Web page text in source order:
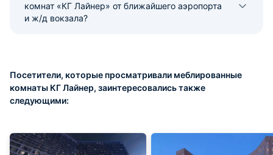
комнат «КГ Лайнер» от ближайшего аэропорта
и ж/д вокзала?
Посетители, которые просматривали меблированные
комнаты КГ Лайнер, заинтересовались также
следующими: